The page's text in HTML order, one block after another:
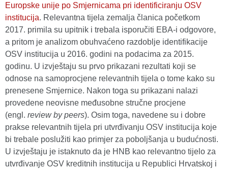
Europske unije po Smjernicama pri identificiranju OSV
institucija. Relevantna tijela zemalja članica početkom
2017. primila su upitnik i trebala isporučiti EBA-i odgovore,
a pritom je analizom obuhvaćeno razdoblje identifikacije
OSV institucija u 2016. godini na podacima za 2015.
godinu. U izvještaju su prvo prikazani rezultati koji se
odnose na samoprocjene relevantnih tijela o tome kako su
prenesene Smjernice. Nakon toga su prikazani nalazi
provedene neovisne međusobne stručne procjene
(engl. review by peers). Osim toga, navedene su i dobre
prakse relevantnih tijela pri utvrđivanju OSV institucija koje
bi trebale poslužiti kao primjer za poboljšanja u budućnosti.
U izvještaju je istaknuto da je HNB kao relevantno tijelo za
utvrđivanje OSV kreditnih institucija u Republici Hrvatskoj i